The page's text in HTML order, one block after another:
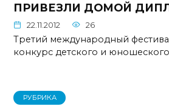
ПРИВЕЗЛИ ДОМОЙ
22.11.2012 26
Третий международный
конкурс детского и юношеского
РУБРИКА